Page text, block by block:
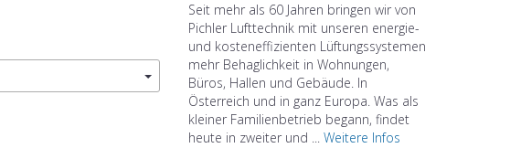
Seit mehr als 60 Jahren bringen wir von
Pichler Lufttechnik mit unseren energie-
und kosteneffizienten Lüftungssystemen
mehr Behaglichkeit in Wohnungen,
Büros, Hallen und Gebäude. In
Österreich und in ganz Europa. Was als
kleiner Familienbetrieb begann, findet
heute in zweiter und ... Weitere Infos